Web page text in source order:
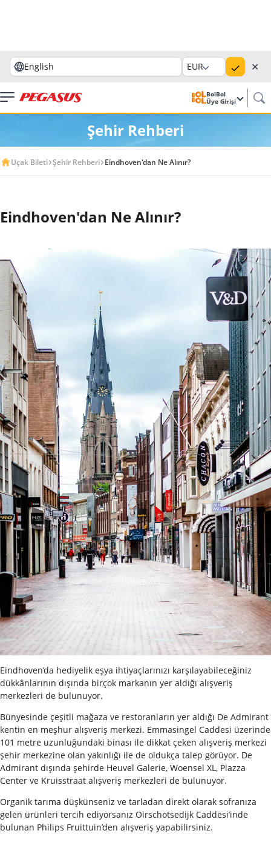
English EUR ✕
BolBol
Üye Girişi
Şehir Rehberi
Uçak Bileti Şehir Rehberi Eindhoven'dan Ne Alınır?
Eindhoven'dan Ne Alınır?
Eindhoven’da hediyelik eşya ihtiyaçlarınızı karşılayabileceğiniz
dükkânlarının dışında birçok markanın yer aldığı alışveriş
merkezleri de bulunuyor.
Bünyesinde çeşitli mağaza ve restoranların yer aldığı De Admirant
kentin en meşhur alışveriş merkezi. Emmasingel Caddesi üzerinde
101 metre uzunluğundaki binası ile dikkat çeken alışveriş merkezi
şehir merkezine olan yakınlığı ile de oldukça talep görüyor. De
Admirant dışında şehirde Heuvel Galerie, Woensel XL, Piazza
Center ve Kruisstraat alışveriş merkezleri de bulunuyor.
Organik tarıma düşkünseniz ve tarladan direkt olarak sofranıza
gelen ürünleri tercih ediyorsanız Oirschotsedijk Caddesi’inde
bulunan Philips Fruittuin’den alışveriş yapabilirsiniz.